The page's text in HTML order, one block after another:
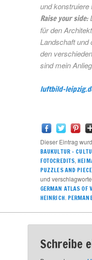
und konstruiere
Raise your side:
für den
Landschaft und
den
sind mein
luftbild-
Dieser Eintrag
BAUKULTUR –
FOTOCREDITS,
PUZZLES AND
und
GERMAN ATLAS OF
HEINRICH.
Schreibe